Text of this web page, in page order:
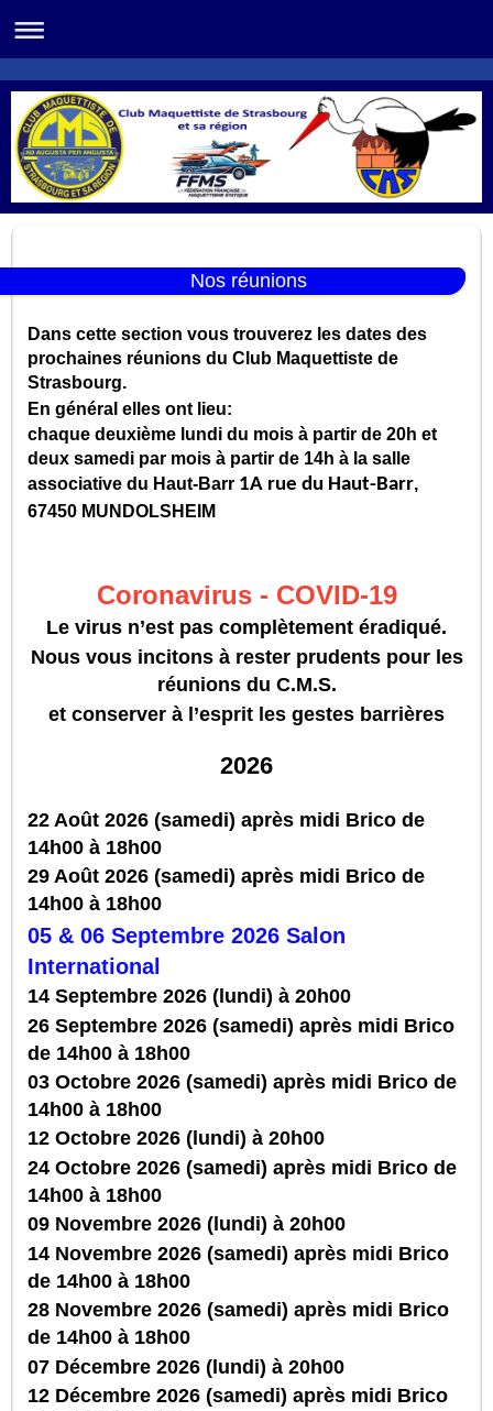
Nos réunions
Dans cette section vous trouverez les dates des
prochaines réunions du Club Maquettiste de
Strasbourg.
En général elles ont lieu:
chaque deuxième lundi du mois à partir de 20h et
deux samedi par mois à partir de 14h à la salle
associative du Haut-Barr 1A rue du Haut-Barr,
67450 MUNDOLSHEIM
Coronavirus - COVID-19
Le virus n’est pas complètement éradiqué.
Nous vous incitons à rester prudents pour les
réunions du C.M.S.
et conserver à l’esprit les gestes barrières
2026
22 Août 2026 (samedi) après midi Brico de
14h00 à 18h00
29 Août 2026 (samedi) après midi Brico de
14h00 à 18h00
05 & 06 Septembre 2026 Salon
International
14 Septembre 2026 (lundi) à 20h00
26 Septembre 2026 (samedi) après midi Brico
de 14h00 à 18h00
03 Octobre 2026 (samedi) après midi Brico de
14h00 à 18h00
12 Octobre 2026 (lundi) à 20h00
24 Octobre 2026 (samedi) après midi Brico de
14h00 à 18h00
09 Novembre 2026 (lundi) à 20h00
14 Novembre 2026 (samedi) après midi Brico
de 14h00 à 18h00
28 Novembre 2026 (samedi) après midi Brico
de 14h00 à 18h00
07 Décembre 2026 (lundi) à 20h00
12 Décembre 2026 (samedi) après midi Brico